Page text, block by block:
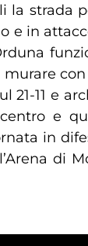
la strada
e in
murare
21-11 e
e
in